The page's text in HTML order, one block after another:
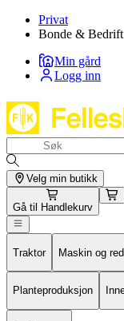
Privat
Bonde & Bedrift
Min gård
Logg inn
Velg min butikk
Gå til Handlekurv
Traktor Maskin og
Planteproduksjon